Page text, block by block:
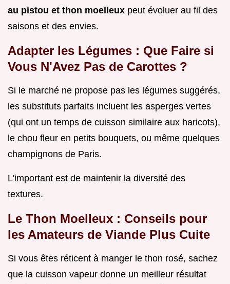
au pistou et thon moelleux peut évoluer au fil des
saisons et des envies.
Adapter les Légumes : Que Faire si
Vous N'Avez Pas de Carottes ?
Si le marché ne propose pas les légumes suggérés,
les substituts parfaits incluent les asperges vertes
(qui ont un temps de cuisson similaire aux haricots),
le chou fleur en petits bouquets, ou même quelques
champignons de Paris.
L'important est de maintenir la diversité des
textures.
Le Thon Moelleux : Conseils pour
les Amateurs de Viande Plus Cuite
Si vous êtes réticent à manger le thon rosé, sachez
que la cuisson vapeur donne un meilleur résultat